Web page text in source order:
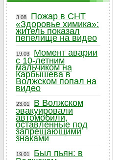
3.08
Пожар в СНТ
«Здоровье химика»:
житель показал
пепелище на видео
19.03
Момент аварии
с 10-летним
мальчиком на
Карбышева в
Волжском попал на
видео
23.01
В Волжском
эвакуировали
автомобили,
оставленные под
запрещающими
знаками
19.01
Был пьян: в